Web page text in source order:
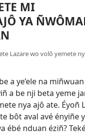
MI
YA
Lazare wo volô yemete
a ye’ele na
a be nji beta yeme
nya ajô ate. Éyoñ
bôt aval avé ényiñe
ébé nduan éziñ?